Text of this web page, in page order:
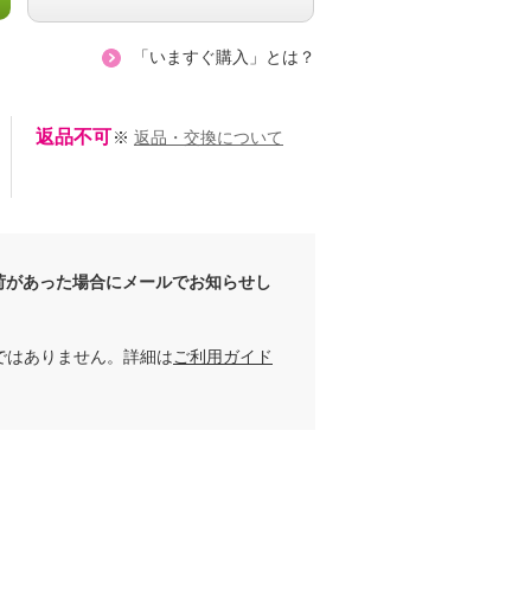
163cm
「いますぐ購入」とは？
返品不可 ※ 返品・交換について
あった場合にメールでお知らせし
ありません。詳細は ご利用ガイド